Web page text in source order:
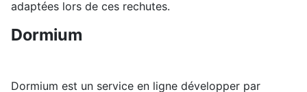
adaptées lors de ces rechutes.
Dormium
Dormium est un service en ligne développer par